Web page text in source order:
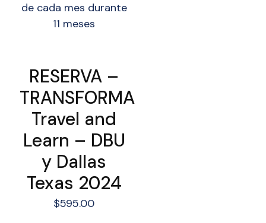
de cada mes durante
11 meses
RESERVA –
TRANSFORMA
Travel and
Learn – DBU
y Dallas
Texas 2024
$595.00